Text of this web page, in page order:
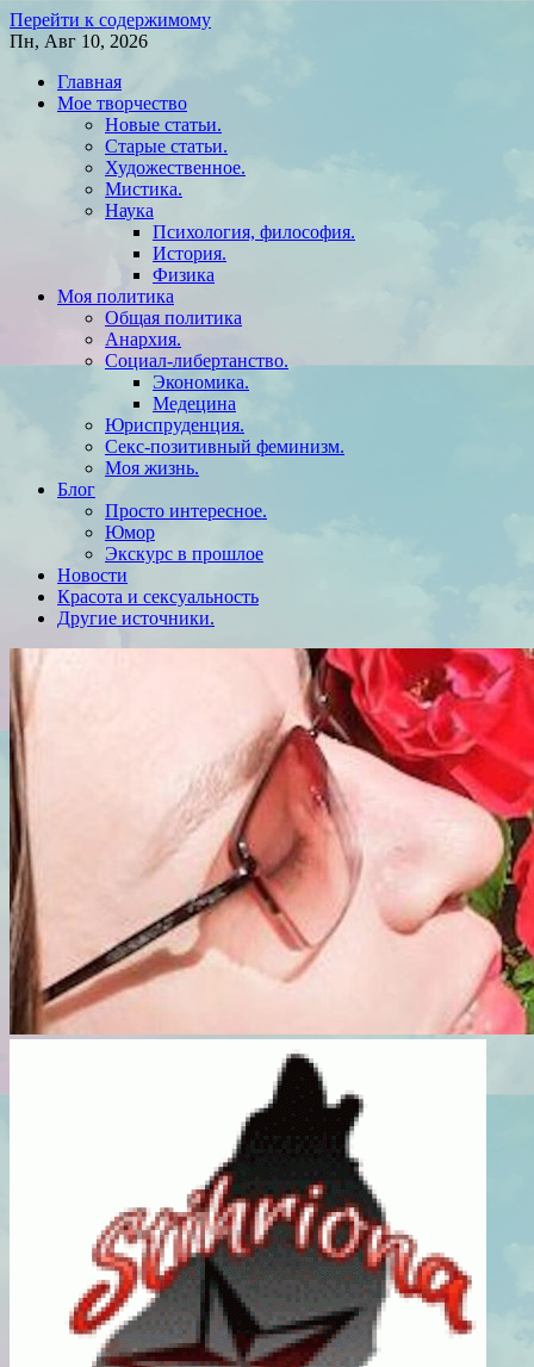
Перейти к содержимому
Пн, Авг 10, 2026
Главная
Мое творчество
Новые статьи.
Старые статьи.
Художественное.
Мистика.
Наука
Психология, философия.
История.
Физика
Моя политика
Общая политика
Анархия.
Социал-либертанство.
Экономика.
Медецина
Юриспруденция.
Секс-позитивный феминизм.
Моя жизнь.
Блог
Просто интересное.
Юмор
Экскурс в прошлое
Новости
Красота и сексуальность
Другие источники.